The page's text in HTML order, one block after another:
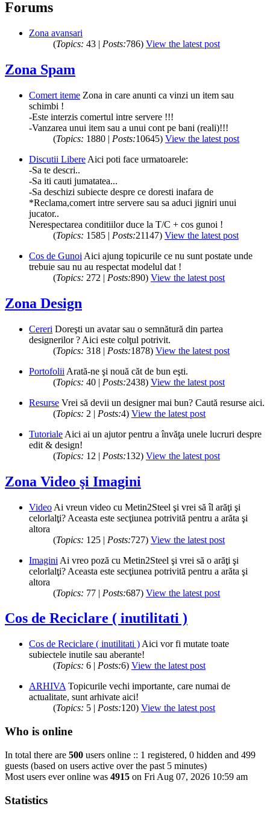
Forums
Zona avansari
(Topics: 43 | Posts:786) View the latest post
Zona Spam
Comert iteme Zona in care anunti ca vinzi un item sau
schimbi !
-Este interzis comertul intre servere !!!
-Vanzarea unui item sau a unui cont pe bani (reali)!!!
(Topics: 1880 | Posts:10645) View the latest post
Discutii Libere Aici poti face urmatoarele:
-Sa te descri..
-Sa iti cauti jumatatea...
-Sa deschizi subiecte despre ce doresti inafara de
*Reclama,comert intre servere sau sa aduci jigniri unui
jucator..
Nerespectarea conditiilor duce la T/C + cos gunoi !
(Topics: 1585 | Posts:21147) View the latest post
Cos de Gunoi Aici ajung topicurile ce nu sunt postate unde
trebuie sau nu au respectat modelul dat !
(Topics: 272 | Posts:890) View the latest post
Zona Design
Cereri Doreşti un avatar sau o semnătură din partea
designerilor ? Aici este colţul potrivit.
(Topics: 318 | Posts:1878) View the latest post
Portofolii Arată-ne şi nouă căt de bun eşti.
(Topics: 40 | Posts:2438) View the latest post
Resurse Vrei să devii un designer mai bun? Caută resurse aici.
(Topics: 2 | Posts:4) View the latest post
Tutoriale Aici ai un ajutor pentru a învăţa unele lucruri despre
edit & design!
(Topics: 12 | Posts:132) View the latest post
Zona Video şi Imagini
Video Ai vreun video cu Metin2Steel şi vrei să îl arăţi şi
celorlalţi? Aceasta este secţiunea potrivită pentru a arăta şi
altora
(Topics: 125 | Posts:727) View the latest post
Imagini Ai vreo poză cu Metin2Steel şi vrei să o arăţi şi
celorlalţi? Aceasta este secţiunea potrivită pentru a arăta şi
altora
(Topics: 77 | Posts:687) View the latest post
Cos de Reciclare ( inutilitati )
Cos de Reciclare ( inutilitati ) Aici vor fi mutate toate
subiectele inutile sau aberante!
(Topics: 6 | Posts:6) View the latest post
ARHIVA Topicurile vechi importante, care numai de
actualitate, sunt arhivate aici!
(Topics: 5 | Posts:120) View the latest post
Who is online
In total there are 500 users online :: 1 registered, 0 hidden and 499
guests (based on users active over the past 5 minutes)
Most users ever online was 4915 on Fri Aug 07, 2026 10:59 am
Statistics